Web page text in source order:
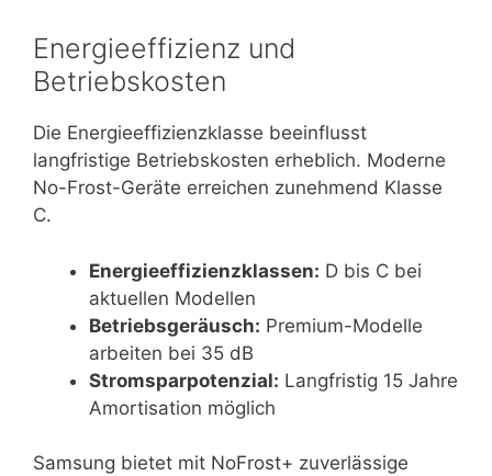
Energieeffizienz und
Betriebskosten
Die Energieeffizienzklasse beeinflusst
langfristige Betriebskosten erheblich. Moderne
No-Frost-Geräte erreichen zunehmend Klasse
C.
Energieeffizienzklassen: D bis C bei
aktuellen Modellen
Betriebsgeräusch: Premium-Modelle
arbeiten bei 35 dB
Stromsparpotenzial: Langfristig 15 Jahre
Amortisation möglich
Samsung bietet mit NoFrost+ zuverlässige